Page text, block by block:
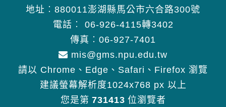
地址︰880011澎湖縣馬公市六合路300號
電話︰ 06-926-4115轉3402
傳真︰06-927-7401
mis@gms.npu.edu.tw
請以 Chrome、Edge、Safari、Firefox 瀏覽
建議螢幕解析度1024x768 px 以上
您是第 731413 位瀏覽者